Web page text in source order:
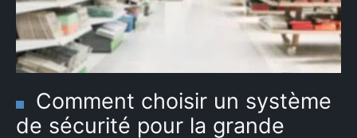
Comment choisir un système
de sécurité pour la grande